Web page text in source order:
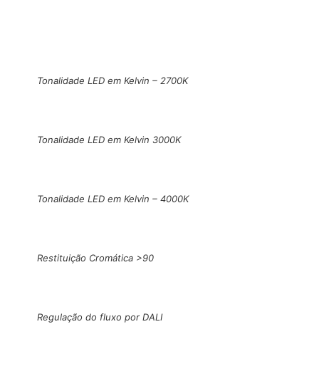
Tonalidade LED em Kelvin – 2700K
Tonalidade LED em Kelvin 3000K
Tonalidade LED em Kelvin – 4000K
Restituição Cromática >90
Regulação do fluxo por DALI